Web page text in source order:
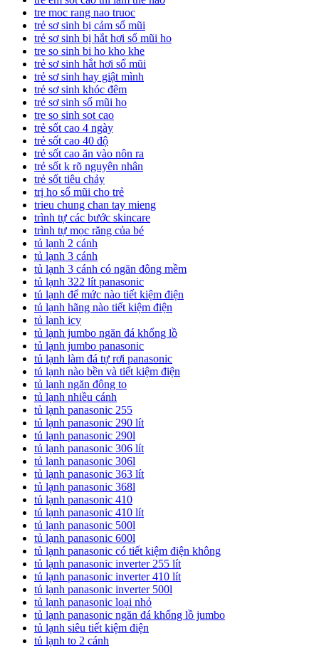
tre moc rang nao truoc
trẻ sơ sinh bị cảm sổ mũi
trẻ sơ sinh bị hắt hơi sổ mũi ho
tre so sinh bi ho kho khe
trẻ sơ sinh hắt hơi sổ mũi
trẻ sơ sinh hay giật mình
trẻ sơ sinh khóc đêm
trẻ sơ sinh sổ mũi ho
tre so sinh sot cao
trẻ sốt cao 4 ngày
trẻ sốt cao 40 độ
trẻ sốt cao ăn vào nôn ra
trẻ sốt k rõ nguyên nhân
trẻ sốt tiêu chảy
trị ho sổ mũi cho trẻ
trieu chung chan tay mieng
trình tự các bước skincare
trình tự mọc răng của bé
tủ lạnh 2 cánh
tủ lạnh 3 cánh
tủ lạnh 3 cánh có ngăn đông mềm
tủ lạnh 322 lít panasonic
tủ lạnh để mức nào tiết kiệm điện
tủ lạnh hãng nào tiết kiệm điện
tủ lạnh icy
tủ lạnh jumbo ngăn đá khổng lồ
tủ lạnh jumbo panasonic
tủ lạnh làm đá tự rơi panasonic
tủ lạnh nào bền và tiết kiệm điện
tủ lạnh ngăn đông to
tủ lạnh nhiều cánh
tủ lạnh panasonic 255
tủ lạnh panasonic 290 lít
tủ lạnh panasonic 290l
tủ lạnh panasonic 306 lít
tủ lạnh panasonic 306l
tủ lạnh panasonic 363 lít
tủ lạnh panasonic 368l
tủ lạnh panasonic 410
tủ lạnh panasonic 410 lít
tủ lạnh panasonic 500l
tủ lạnh panasonic 600l
tủ lạnh panasonic có tiết kiệm điện không
tủ lạnh panasonic inverter 255 lít
tủ lạnh panasonic inverter 410 lít
tủ lạnh panasonic inverter 500l
tủ lạnh panasonic loại nhỏ
tủ lạnh panasonic ngăn đá khổng lồ jumbo
tủ lạnh siêu tiết kiệm điện
tủ lạnh to 2 cánh